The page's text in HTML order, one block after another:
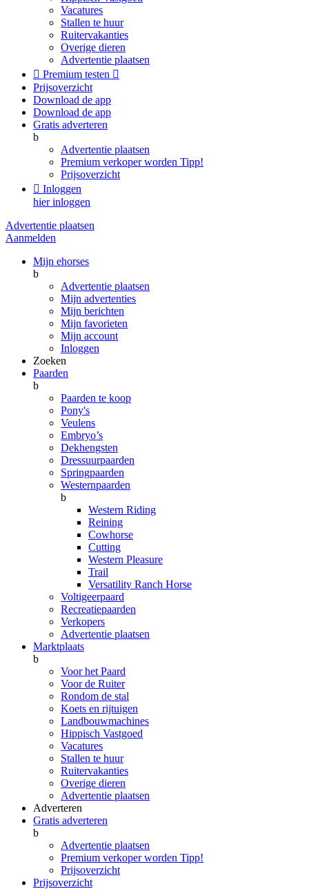
Vacatures
Stallen te huur
Ruitervakanties
Overige dieren
Advertentie plaatsen
 Premium testen 
Prijsoverzicht
Download de app
Download de app
Gratis adverteren
b
Advertentie plaatsen
Premium verkoper worden Tipp!
Prijsoverzicht
 Inloggen
hier inloggen
Advertentie plaatsen
Aanmelden
Mijn ehorses
b
Advertentie plaatsen
Mijn advertenties
Mijn berichten
Mijn favorieten
Mijn account
Inloggen
Zoeken
Paarden
b
Paarden te koop
Pony's
Veulens
Embryo’s
Dekhengsten
Dressuurpaarden
Springpaarden
Westernpaarden
b
Western Riding
Reining
Cowhorse
Cutting
Western Pleasure
Trail
Versatility Ranch Horse
Voltigeerpaard
Recreatiepaarden
Verkopers
Advertentie plaatsen
Marktplaats
b
Voor het Paard
Voor de Ruiter
Rondom de stal
Koets en rijtuigen
Landbouwmachines
Hippisch Vastgoed
Vacatures
Stallen te huur
Ruitervakanties
Overige dieren
Advertentie plaatsen
Adverteren
Gratis adverteren
b
Advertentie plaatsen
Premium verkoper worden Tipp!
Prijsoverzicht
Prijsoverzicht